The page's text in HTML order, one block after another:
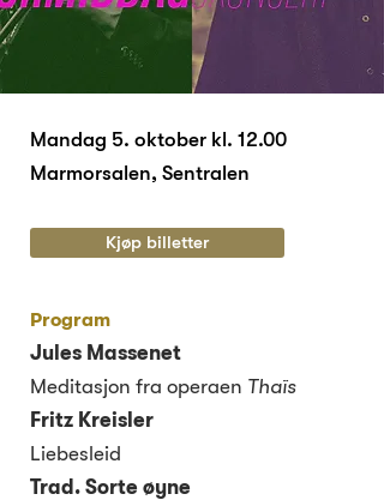
Mandag 5. oktober kl. 12.00
Marmorsalen, Sentralen
Kjøp billetter
Program
Jules Massenet
Meditasjon fra operaen Thaïs
Fritz Kreisler
Liebesleid
Trad. Sorte øyne